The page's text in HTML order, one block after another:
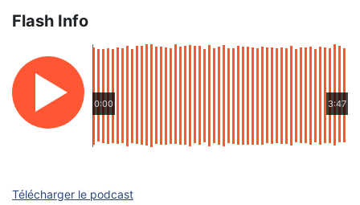
Flash Info
0:00 3:47
Télécharger le podcast